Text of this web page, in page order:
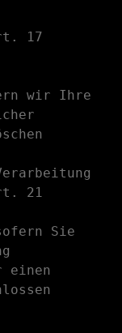
17
wir Ihre
21
Sie
einen